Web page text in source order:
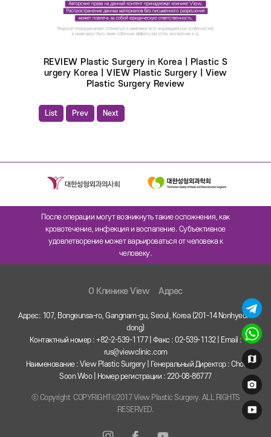
REVIEW Plastic Surgery in Korea | Plastic S
urgery Korea | VIEW Plastic Surgery | View
Plastic Surgery Review
List Prev Next
После операции могут возникнуть такие осложнения, как
кровотечение, инфекция и воспаление. Субъективное
удовлетворение может варьироваться от человека к
человеку.
O Клинике View Адрес
Адрес: 107, Bongeunsa-ro, Gangnam-gu, Seoul, Korea (201-14 Nonhyeon-
dong)
Контактный номер : +82-2-539-1177 | Факс : 02-539-1132 | Email :
rus@viewclinic.com
Наименование : View Plastic Surgery | Генеральный Директор : Choi
Soon Woo | Номер регистрации : 220-08-86777
ⓒ Copyright COPYRIGHT©2017 View Plastic Surgery. ALL RIGHTS
RESERVED.